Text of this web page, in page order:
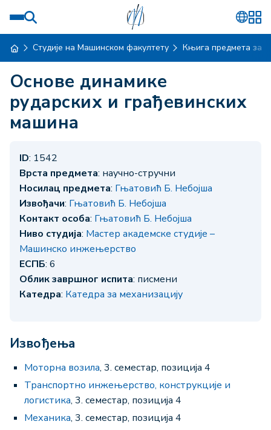
Студије на Машинском факултету Књига предмета за
Основе динамике
рударских и грађевинских
машина
ID: 1542
Врста предмета: научно-стручни
Носилац предмета: Гњатовић Б. Небојша
Извођачи: Гњатовић Б. Небојша
Контакт особа: Гњатовић Б. Небојша
Ниво студија: Мастер академске студије –
Машинско инжењерство
ЕСПБ: 6
Облик завршног испита: писмени
Катедра: Катедра за механизацију
Извођења
Моторна возила, 3. семестар, позиција 4
Транспортно инжењерство, конструкције и
логистика, 3. семестар, позиција 4
Механика, 3. семестар, позиција 4